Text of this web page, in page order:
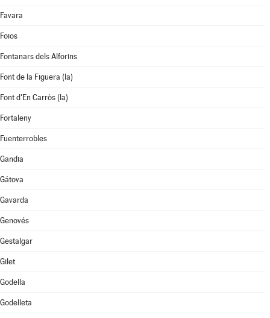
Favara
Foios
Fontanars dels Alforins
Font de la Figuera (la)
Font d'En Carròs (la)
Fortaleny
Fuenterrobles
Gandia
Gátova
Gavarda
Genovés
Gestalgar
Gilet
Godella
Godelleta